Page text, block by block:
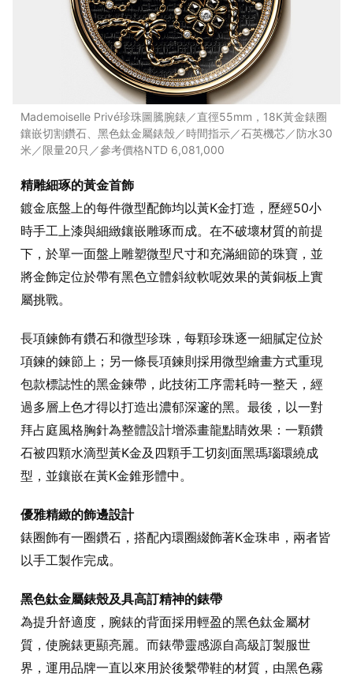
Mademoiselle Privé珍珠圖騰腕錶／直徑55mm，18K黃金錶圈
鑲嵌切割鑽石、黑色鈦金屬錶殼／時間指示／石英機芯／防水30
米／限量20只／參考價格NTD 6,081,000
精雕細琢的黃金首飾
鍍金底盤上的每件微型配飾均以黃K金打造，歷經50小
時手工上漆與細緻鑲嵌雕琢而成。在不破壞材質的前提
下，於單一面盤上雕塑微型尺寸和充滿細節的珠寶，並
將金飾定位於帶有黑色立體斜紋軟呢效果的黃銅板上實
屬挑戰。
長項鍊飾有鑽石和微型珍珠，每顆珍珠逐一細膩定位於
項鍊的鍊節上；另一條長項鍊則採用微型繪畫方式重現
包款標誌性的黑金鍊帶，此技術工序需耗時一整天，經
過多層上色才得以打造出濃郁深邃的黑。最後，以一對
拜占庭風格胸針為整體設計增添畫龍點睛效果：一顆鑽
石被四顆水滴型黃K金及四顆手工切刻面黑瑪瑙環繞成
型，並鑲嵌在黃K金錐形體中。
優雅精緻的飾邊設計
錶圈飾有一圈鑽石，搭配內環圈綴飾著K金珠串，兩者皆
以手工製作完成。
黑色鈦金屬錶殼及具高訂精神的錶帶
為提升舒適度，腕錶的背面採用輕盈的黑色鈦金屬材
質，使腕錶更顯亮麗。而錶帶靈感源自高級訂製服世
界，運用品牌一直以來用於後繫帶鞋的材質，由黑色霧